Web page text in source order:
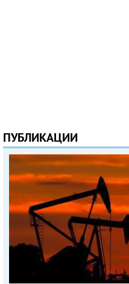
ПУБЛИКАЦИИ